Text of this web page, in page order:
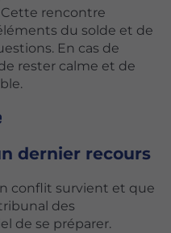
rencontre
du solde et de
En cas de
rester calme et de
dernier recours
conflit survient et que
des
de se préparer.